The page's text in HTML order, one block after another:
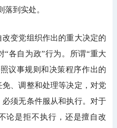
落到实处。
变党组织作出的重大决定的
各自为政”行为。所谓“重大
议事规则和决策程序作出的
、调整和处理等决定，对党
须无条件服从和执行。对于
论是拒不执行，还是擅自改